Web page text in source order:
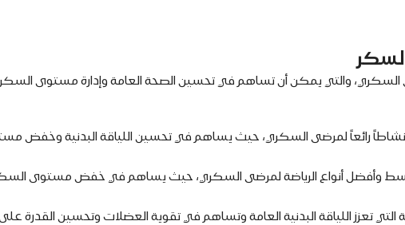
السكري، والتي يمكن أن تساهم في تحسين الصحة العامة وإدارة مستوى
نشاطاً رائعاً لمرضى السكري، حيث يساهم في تحسين اللياقة البدنية وخفض
التي تعزز اللياقة البدنية العامة وتساهم في تقوية العضلات وتحسين